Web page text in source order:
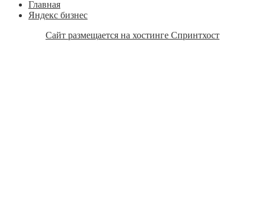
Главная
Яндекс бизнес
Сайт размещается на хостинге Спринтхост